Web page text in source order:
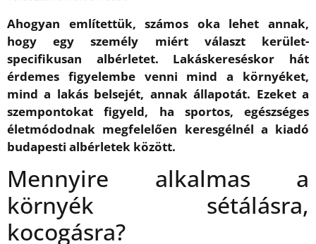
Ahogyan említettük, számos oka lehet annak,
hogy egy személy miért választ kerület-
specifikusan albérletet. Lakáskereséskor hát
érdemes figyelembe venni mind a környéket,
mind a lakás belsejét, annak állapotát. Ezeket a
szempontokat figyeld, ha sportos, egészséges
életmódodnak megfelelően keresgélnél a kiadó
budapesti albérletek között.
Mennyire alkalmas a
környék sétálásra,
kocogásra?